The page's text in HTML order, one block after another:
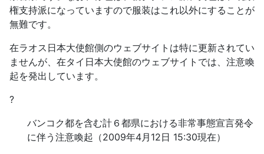
権支持派になっていますので服装はこれ以外にすることが
無難です。
在ラオス日本大使館側のウェブサイトは特に更新されてい
ませんが、在タイ日本大使館のウェブサイトでは、注意喚
起を発出しています。
?
バンコク都を含む計６都県における非常事態宣言発令
に伴う注意喚起（2009年4月12日 15:30現在）